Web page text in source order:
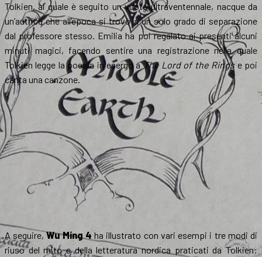
Tolkien, al quale è seguito un vuoto ultraventennale, nacque da
un’autrice che all’epoca si trovò a un solo grado di separazione
dal professore stesso. Emilia ha poi regalato ai presenti alcuni
minuti magici, facendo sentire una registrazione nella quale
Tolkien legge la poesia in esergo aThe Lord of the Ringse poi
canta una canzone.
A seguire,Wu Ming 4 ha illustrato con vari esempi i tre modi di
riuso del mito e della letteratura nordica praticati da Tolkien: